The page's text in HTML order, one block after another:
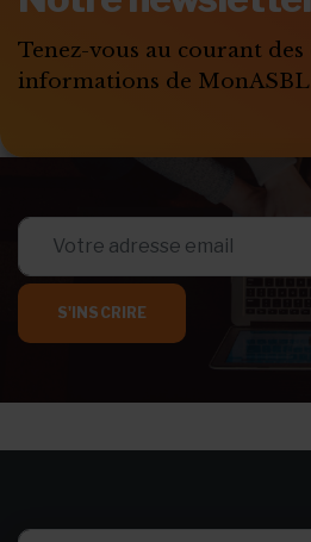
Tenez-vous au courant
informations de
S'INSCRIRE